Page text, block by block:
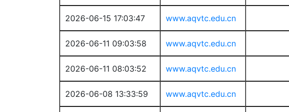
2026-06-15 17:03:47 www.aqvtc.edu.cn
2026-06-11 09:03:58 www.aqvtc.edu.cn
2026-06-11 08:03:52 www.aqvtc.edu.cn
2026-06-08 13:33:59 www.aqvtc.edu.cn